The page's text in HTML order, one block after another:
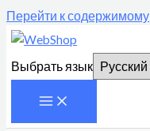
Перейти к содержимому
Выбрать язык